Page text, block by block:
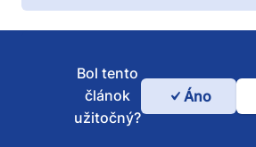
Bol
Bol tento
článok
užitočný?
Áno